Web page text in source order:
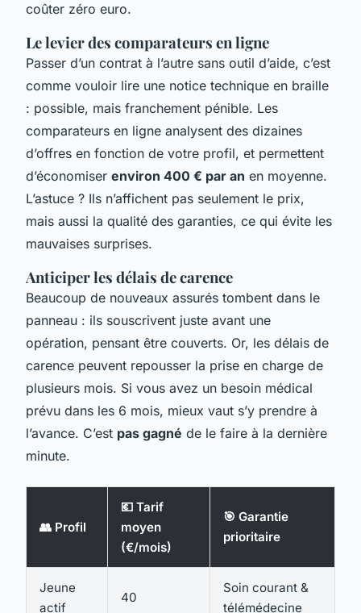
coûter zéro euro.
Le levier des comparateurs en ligne
Passer d’un contrat à l’autre sans outil d’aide, c’est
comme vouloir lire une notice technique en braille
: possible, mais franchement pénible. Les
comparateurs en ligne analysent des dizaines
d’offres en fonction de votre profil, et permettent
d’économiser environ 400 € par an en moyenne.
L’astuce ? Ils n’affichent pas seulement le prix,
mais aussi la qualité des garanties, ce qui évite les
mauvaises surprises.
Anticiper les délais de carence
Beaucoup de nouveaux assurés tombent dans le
panneau : ils souscrivent juste avant une
opération, pensant être couverts. Or, les délais de
carence peuvent repousser la prise en charge de
plusieurs mois. Si vous avez un besoin médical
prévu dans les 6 mois, mieux vaut s’y prendre à
l’avance. C’est pas gagné de le faire à la dernière
minute.
👥 Profil
💶 Tarif
moyen
(€/mois)
🎯 Garantie
prioritaire
Jeune
actif
40
Soin courant &
télémédecine